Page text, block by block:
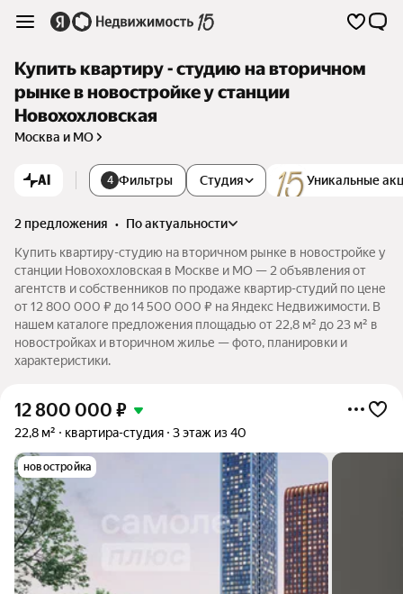
Купить квартиру - студию на вторичном
рынке в новостройке у станции
Новохохловская
Москва и МО
AI 4 Фильтры Уникальные
Студия
2 предложения •
по актуальности
Купить квартиру-студию на вторичном рынке в новостройке у
станции Новохохловская в Москве и МО — 2 объявления от
агентств и собственников по продаже квартир-студий по цене
от 12 800 000 ₽ до 14 500 000 ₽ на Яндекс Недвижимости. В
нашем каталоге предложения площадью от 22,8 м² до 23 м² в
новостройках и вторичном жилье — фото, планировки и
характеристики.
12 800 000 ₽
22,8 м² квартира-студия 3 этаж из 40
новостройка